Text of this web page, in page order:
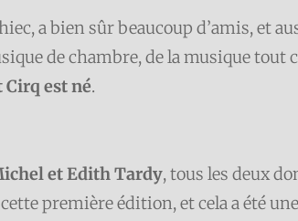
a bien sûr beaucoup d’amis, et
de chambre, de la musique
est né.
et Edith Tardy, tous les deux
première édition, et cela a été